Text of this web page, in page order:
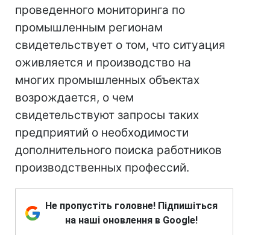
проведенного мониторинга по
промышленным регионам
свидетельствует о том, что ситуация
оживляется и производство на
многих промышленных объектах
возрождается, о чем
свидетельствуют запросы таких
предприятий о необходимости
дополнительного поиска работников
производственных профессий.
Не пропустіть головне! Підпишіться
на наші оновлення в Google!